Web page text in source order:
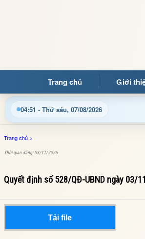
Trang chủ Giới
04:51 - Thứ sáu, 07/08/2026
Chào mừng quý bạn đọc đến với
Trang chủ >
Thời gian đăng: 03/11/2025
Quyết định số 528/QĐ-UBND ngày 03/
Tải file